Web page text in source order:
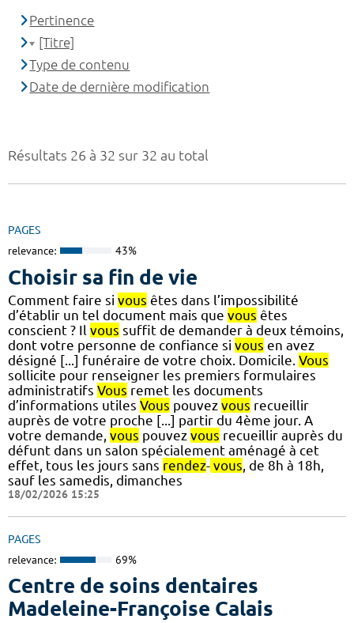
Résultats 26 à 32 sur 32 au total
PAGES
relevance: 43%
Choisir sa fin de vie
Comment faire si vous êtes dans l’impossibilité
d’établir un tel document mais que vous êtes
conscient ? Il vous suffit de demander à deux témoins,
dont votre personne de confiance si vous en avez
désigné [...] funéraire de votre choix. Domicile. Vous
sollicite pour renseigner les premiers formulaires
administratifs Vous remet les documents
d’informations utiles Vous pouvez vous recueillir
auprès de votre proche [...] partir du 4ème jour. A
votre demande, vous pouvez vous recueillir auprès du
défunt dans un salon spécialement aménagé à cet
effet, tous les jours sans rendez- vous , de 8h à 18h,
sauf les samedis, dimanches
18/02/2026 15:25
PAGES
relevance: 69%
Centre de soins dentaires
Madeleine-Françoise Calais
Pertinence
[Titre]
Type de contenu
Date de dernière modification